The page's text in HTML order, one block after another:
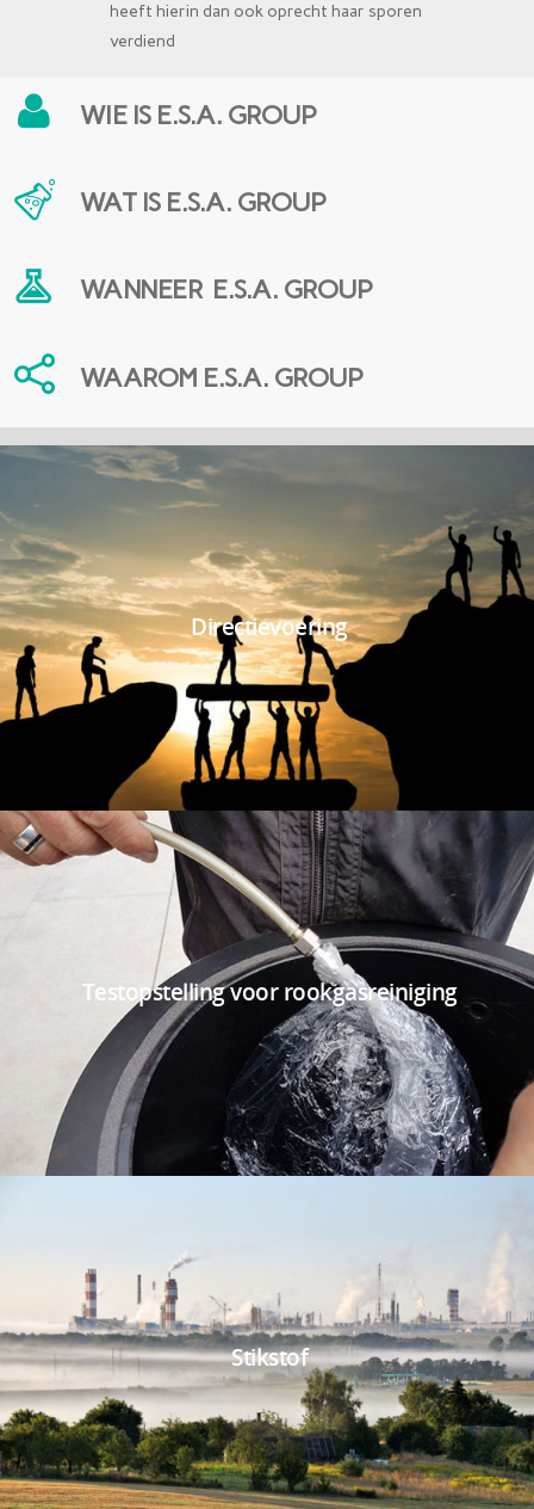
heeft hierin dan ook oprecht haar sporen
verdiend
WIEIS E.S.A. GROUP
WATIS E.S.A. GROUP
WANNEERE.S.A. GROUP
WAAROM E.S.A. GROUP
Directievoering
Testopstelling voor rookgasreiniging
Stikstof